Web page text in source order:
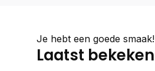
Je hebt een goede smaak!
Laatst bekeken